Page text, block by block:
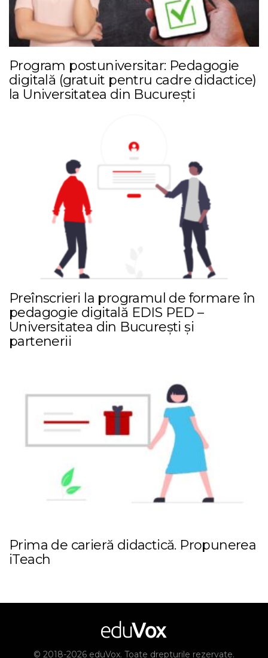
Program postuniversitar: Pedagogie
digitală (gratuit pentru cadre didactice)
la Universitatea din București
Preînscrieri la programul de formare în
pedagogie digitală EDIS PED –
Universitatea din București și
partenerii
Prima de carieră didactică. Propunerea
iTeach
© 2018-2026 eduVox. Toate drepturile rezervate.